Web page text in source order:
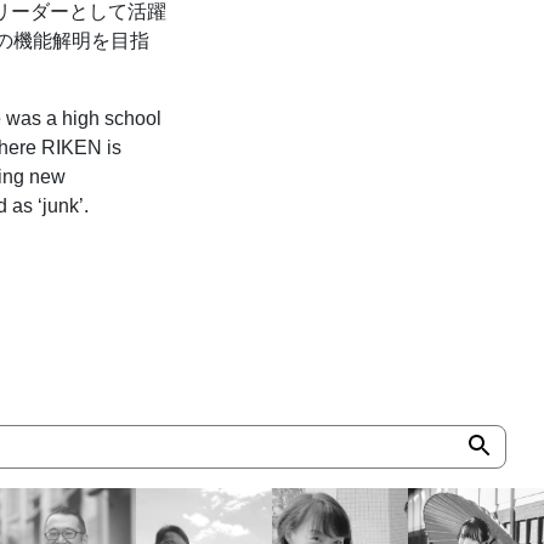
ーダーとして活躍
機能解明を目指
a high school
RIKEN is
new
‘junk’.